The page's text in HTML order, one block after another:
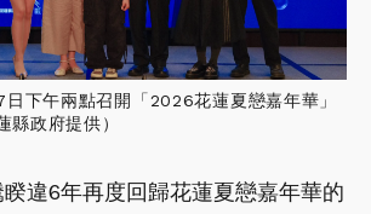
下午兩點召開「2026花蓮夏戀嘉年華」
縣政府提供）
睽違6年再度回歸花蓮夏戀嘉年華的